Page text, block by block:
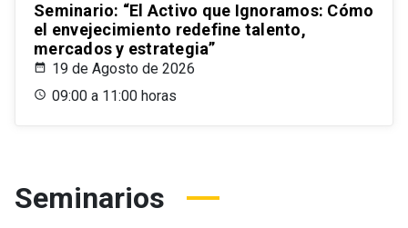
Seminario: “El Activo que Ignoramos: Cómo
el envejecimiento redefine talento,
mercados y estrategia”
19 de Agosto de 2026
09:00 a 11:00 horas
Seminarios